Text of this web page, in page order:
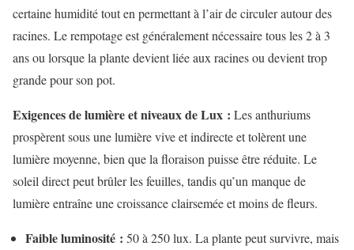
certaine humidité tout en permettant à l’air de circuler autour des
racines. Le rempotage est généralement nécessaire tous les 2 à 3
ans ou lorsque la plante devient liée aux racines ou devient trop
grande pour son pot.
Exigences de lumière et niveaux de Lux : Les anthuriums
prospèrent sous une lumière vive et indirecte et tolèrent une
lumière moyenne, bien que la floraison puisse être réduite. Le
soleil direct peut brûler les feuilles, tandis qu’un manque de
lumière entraîne une croissance clairsemée et moins de fleurs.
Faible luminosité : 50 à 250 lux. La plante peut survivre, mais